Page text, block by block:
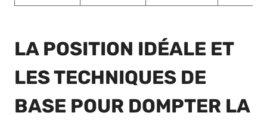
LA POSITION IDÉALE ET
LES TECHNIQUES DE
BASE POUR DOMPTER LA